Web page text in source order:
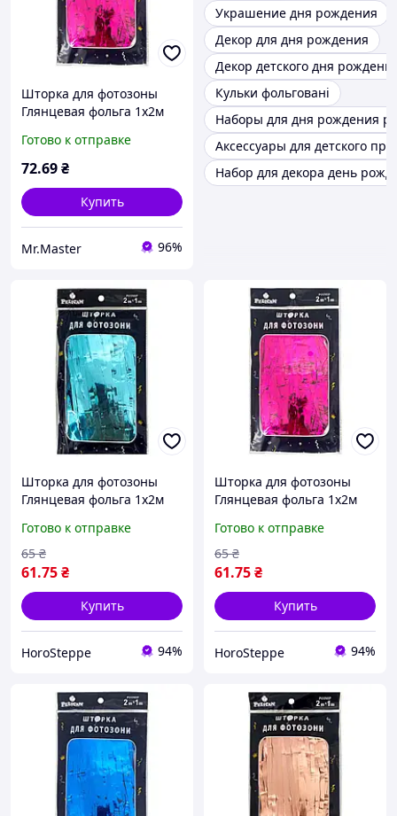
Шторка для фотозоны
Глянцевая фольга 1х2м
Готово к отправке
72.69₴
Купить
Mr.Master 96%
Украшение дня рождения
Декор для дня рождения
Декор детского дня
Кульки фольговані
Наборы для дня рождения
Аксессуары для детского
Набор для декора день
Шторка для фотозоны
Глянцевая фольга 1х2м
Готово к отправке
61.75₴
65 ₴
Купить
HoroSteppe 94%
Шторка для фотозоны
Глянцевая фольга 1х2м
Готово к отправке
61.75₴
65 ₴
Купить
HoroSteppe 94%